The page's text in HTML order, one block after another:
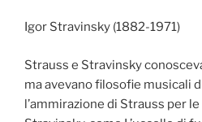
Igor Stravinsky (1882-1971)
Strauss e Stravinsky
ma avevano filosofie musicali
l’ammirazione di Strauss per